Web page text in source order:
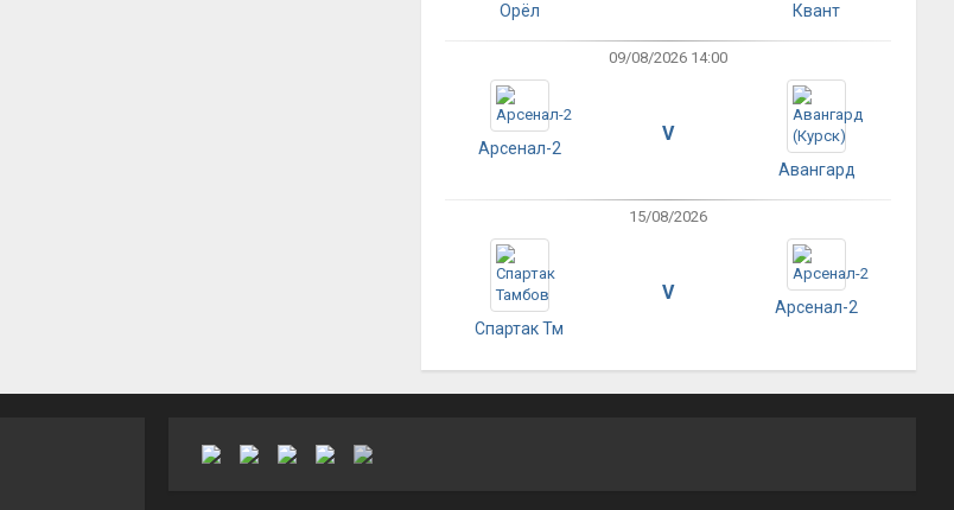
Орёл Квант
09/08/2026 14:00
Арсенал-2
V
Авангард
15/08/2026
Спартак Тм
V
Арсенал-2